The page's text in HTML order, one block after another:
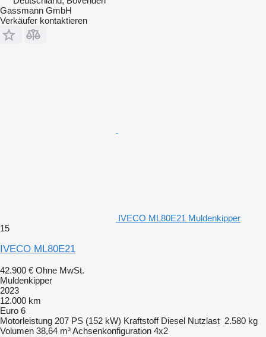
Gassmann GmbH
Verkäufer kontaktieren
IVECO ML80E21 Muldenkipper
15
IVECO ML80E21
42.900 € Ohne MwSt.
Muldenkipper
2023
12.000 km
Euro 6
Motorleistung 207 PS (152 kW) Kraftstoff Diesel Nutzlast 2.580 kg
Volumen 38,64 m³Achsenkonfiguration 4x2